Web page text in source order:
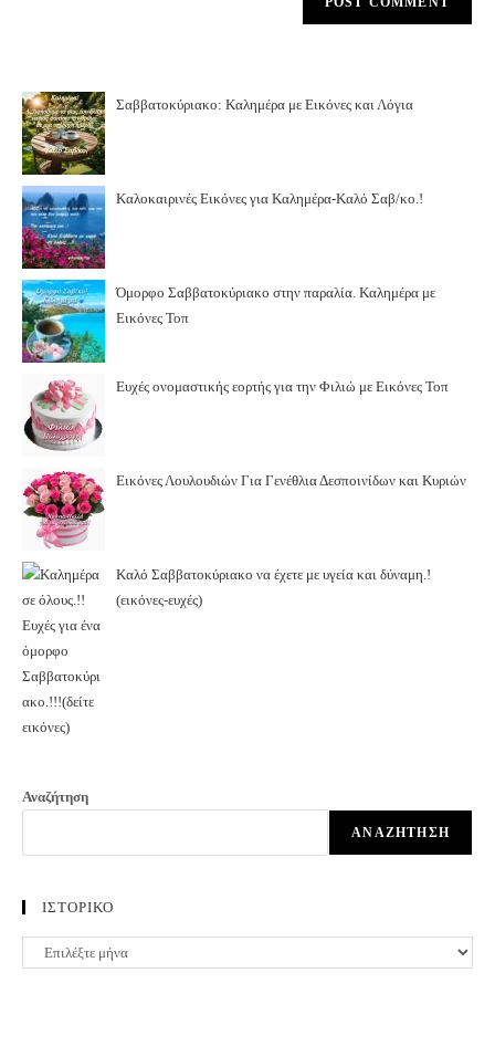
Σαββατοκύριακο: Καλημέρα με Εικόνες και Λόγια
Καλοκαιρινές Εικόνες για Καλημέρα-Καλό Σαβ/κο.!
Όμορφο Σαββατοκύριακο στην παραλία. Καλημέρα με
Εικόνες Τοπ
Ευχές ονομαστικής εορτής για την Φιλιώ με Εικόνες Τοπ
Εικόνες Λουλουδιών Για Γενέθλια Δεσποινίδων και Κυριών
Καλό Σαββατοκύριακο να έχετε με υγεία και δύναμη.!
(εικόνες-ευχές)
Αναζήτηση
ΑΝΑΖΉΤΗΣΗ
ΙΣΤΟΡΙΚΟ
ΙΣΤΟΡΙΚΟ